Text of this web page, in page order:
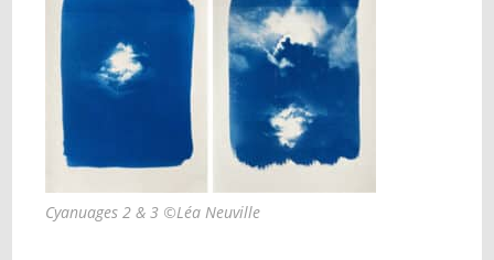
Cyanuages 2 & 3 ©Léa Neuville